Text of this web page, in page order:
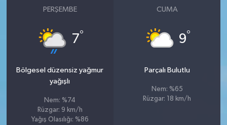
PERŞEMBE
7°
Bölgesel düzensiz yağmur
yağışlı
Nem: %74
Rüzgar: 9 km/h
Yağış Olasılığı: %86
CUMA
9°
Parçalı Bulutlu
Nem: %65
Rüzgar: 18 km/h